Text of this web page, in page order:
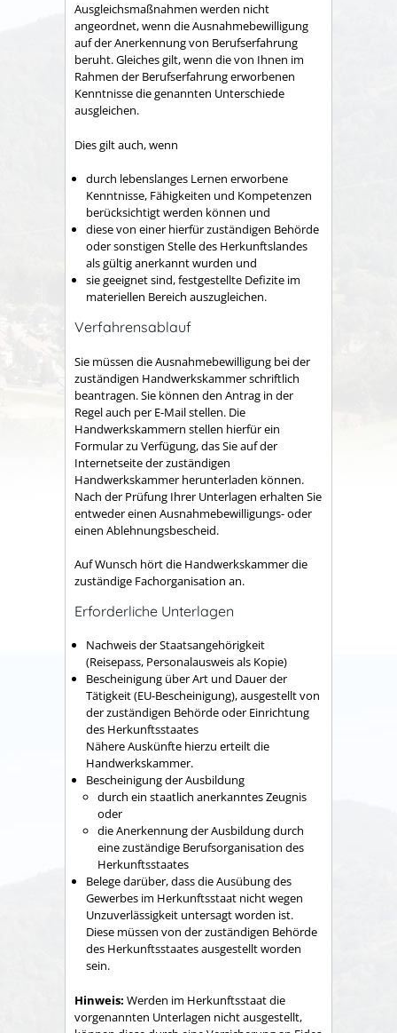
Ausgleichsmaßnahmen werden nicht
angeordnet, wenn die Ausnahmebewilligung
auf der Anerkennung von Berufserfahrung
beruht. Gleiches gilt, wenn die von Ihnen im
Rahmen der Berufserfahrung erworbenen
Kenntnisse die genannten Unterschiede
ausgleichen.
Dies gilt auch, wenn
durch lebenslanges Lernen erworbene
Kenntnisse, Fähigkeiten und Kompetenzen
berücksichtigt werden können und
diese von einer hierfür zuständigen Behörde
oder sonstigen Stelle des Herkunftslandes
als gültig anerkannt wurden und
sie geeignet sind, festgestellte Defizite im
materiellen Bereich auszugleichen.
Verfahrensablauf
Sie müssen die Ausnahmebewilligung bei der
zuständigen Handwerkskammer schriftlich
beantragen. Sie können den Antrag in der
Regel auch per E-Mail stellen. Die
Handwerkskammern stellen hierfür ein
Formular zu Verfügung, das Sie auf der
Internetseite der zuständigen
Handwerkskammer herunterladen können.
Nach der Prüfung Ihrer Unterlagen erhalten Sie
entweder einen Ausnahmebewilligungs- oder
einen Ablehnungsbescheid.
Auf Wunsch hört die Handwerkskammer die
zuständige Fachorganisation an.
Erforderliche Unterlagen
Nachweis der Staatsangehörigkeit
(Reisepass, Personalausweis als Kopie)
Bescheinigung über Art und Dauer der
Tätigkeit (EU-Bescheinigung), ausgestellt von
der zuständigen Behörde oder Einrichtung
des Herkunftsstaates
Nähere Auskünfte hierzu erteilt die
Handwerkskammer.
Bescheinigung der Ausbildung
durch ein staatlich anerkanntes Zeugnis
oder
die Anerkennung der Ausbildung durch
eine zuständige Berufsorganisation des
Herkunftsstaates
Belege darüber, dass die Ausübung des
Gewerbes im Herkunftsstaat nicht wegen
Unzuverlässigkeit untersagt worden ist.
Diese müssen von der zuständigen Behörde
des Herkunftsstaates ausgestellt worden
sein.
Hinweis: Werden im Herkunftsstaat die
vorgenannten Unterlagen nicht ausgestellt,